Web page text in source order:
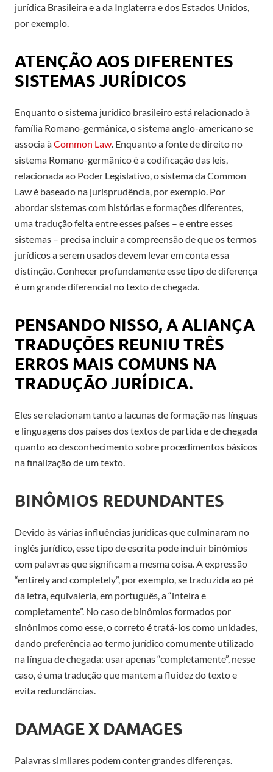
jurídica Brasileira e a da Inglaterra e dos Estados Unidos,
por exemplo.
ATENÇÃO AOS DIFERENTES
SISTEMAS JURÍDICOS
Enquanto o sistema jurídico brasileiro está relacionado à
família Romano-germânica, o sistema anglo-americano se
associa àCommon Law . Enquanto a fonte de direito no
sistema Romano-germânico é a codificação das leis,
relacionada ao Poder Legislativo, o sistema da Common
Law é baseado na jurisprudência, por exemplo. Por
abordar sistemas com histórias e formações diferentes,
uma tradução feita entre esses países – e entre esses
sistemas – precisa incluir a compreensão de que os termos
jurídicos a serem usados devem levar em conta essa
distinção. Conhecer profundamente esse tipo de diferença
é um grande diferencial no texto de chegada.
PENSANDO NISSO, A ALIANÇA
TRADUÇÕES REUNIU TRÊS
ERROS MAIS COMUNS NA
TRADUÇÃO JURÍDICA.
Eles se relacionam tanto a lacunas de formação nas línguas
e linguagens dos países dos textos de partida e de chegada
quanto ao desconhecimento sobre procedimentos básicos
na finalização de um texto.
BINÔMIOS REDUNDANTES
Devido às várias influências jurídicas que culminaram no
inglês jurídico, esse tipo de escrita pode incluir binômios
com palavras que significam a mesma coisa. A expressão
“entirely and completely”, por exemplo, se traduzida ao pé
da letra, equivaleria, em português, a “inteira e
completamente”. No caso de binômios formados por
sinônimos como esse, o correto é tratá-los como unidades,
dando preferência ao termo jurídico comumente utilizado
na língua de chegada: usar apenas “completamente”, nesse
caso, é uma tradução que mantem a fluidez do texto e
evita redundâncias.
DAMAGE X DAMAGES
Palavras similares podem conter grandes diferenças.